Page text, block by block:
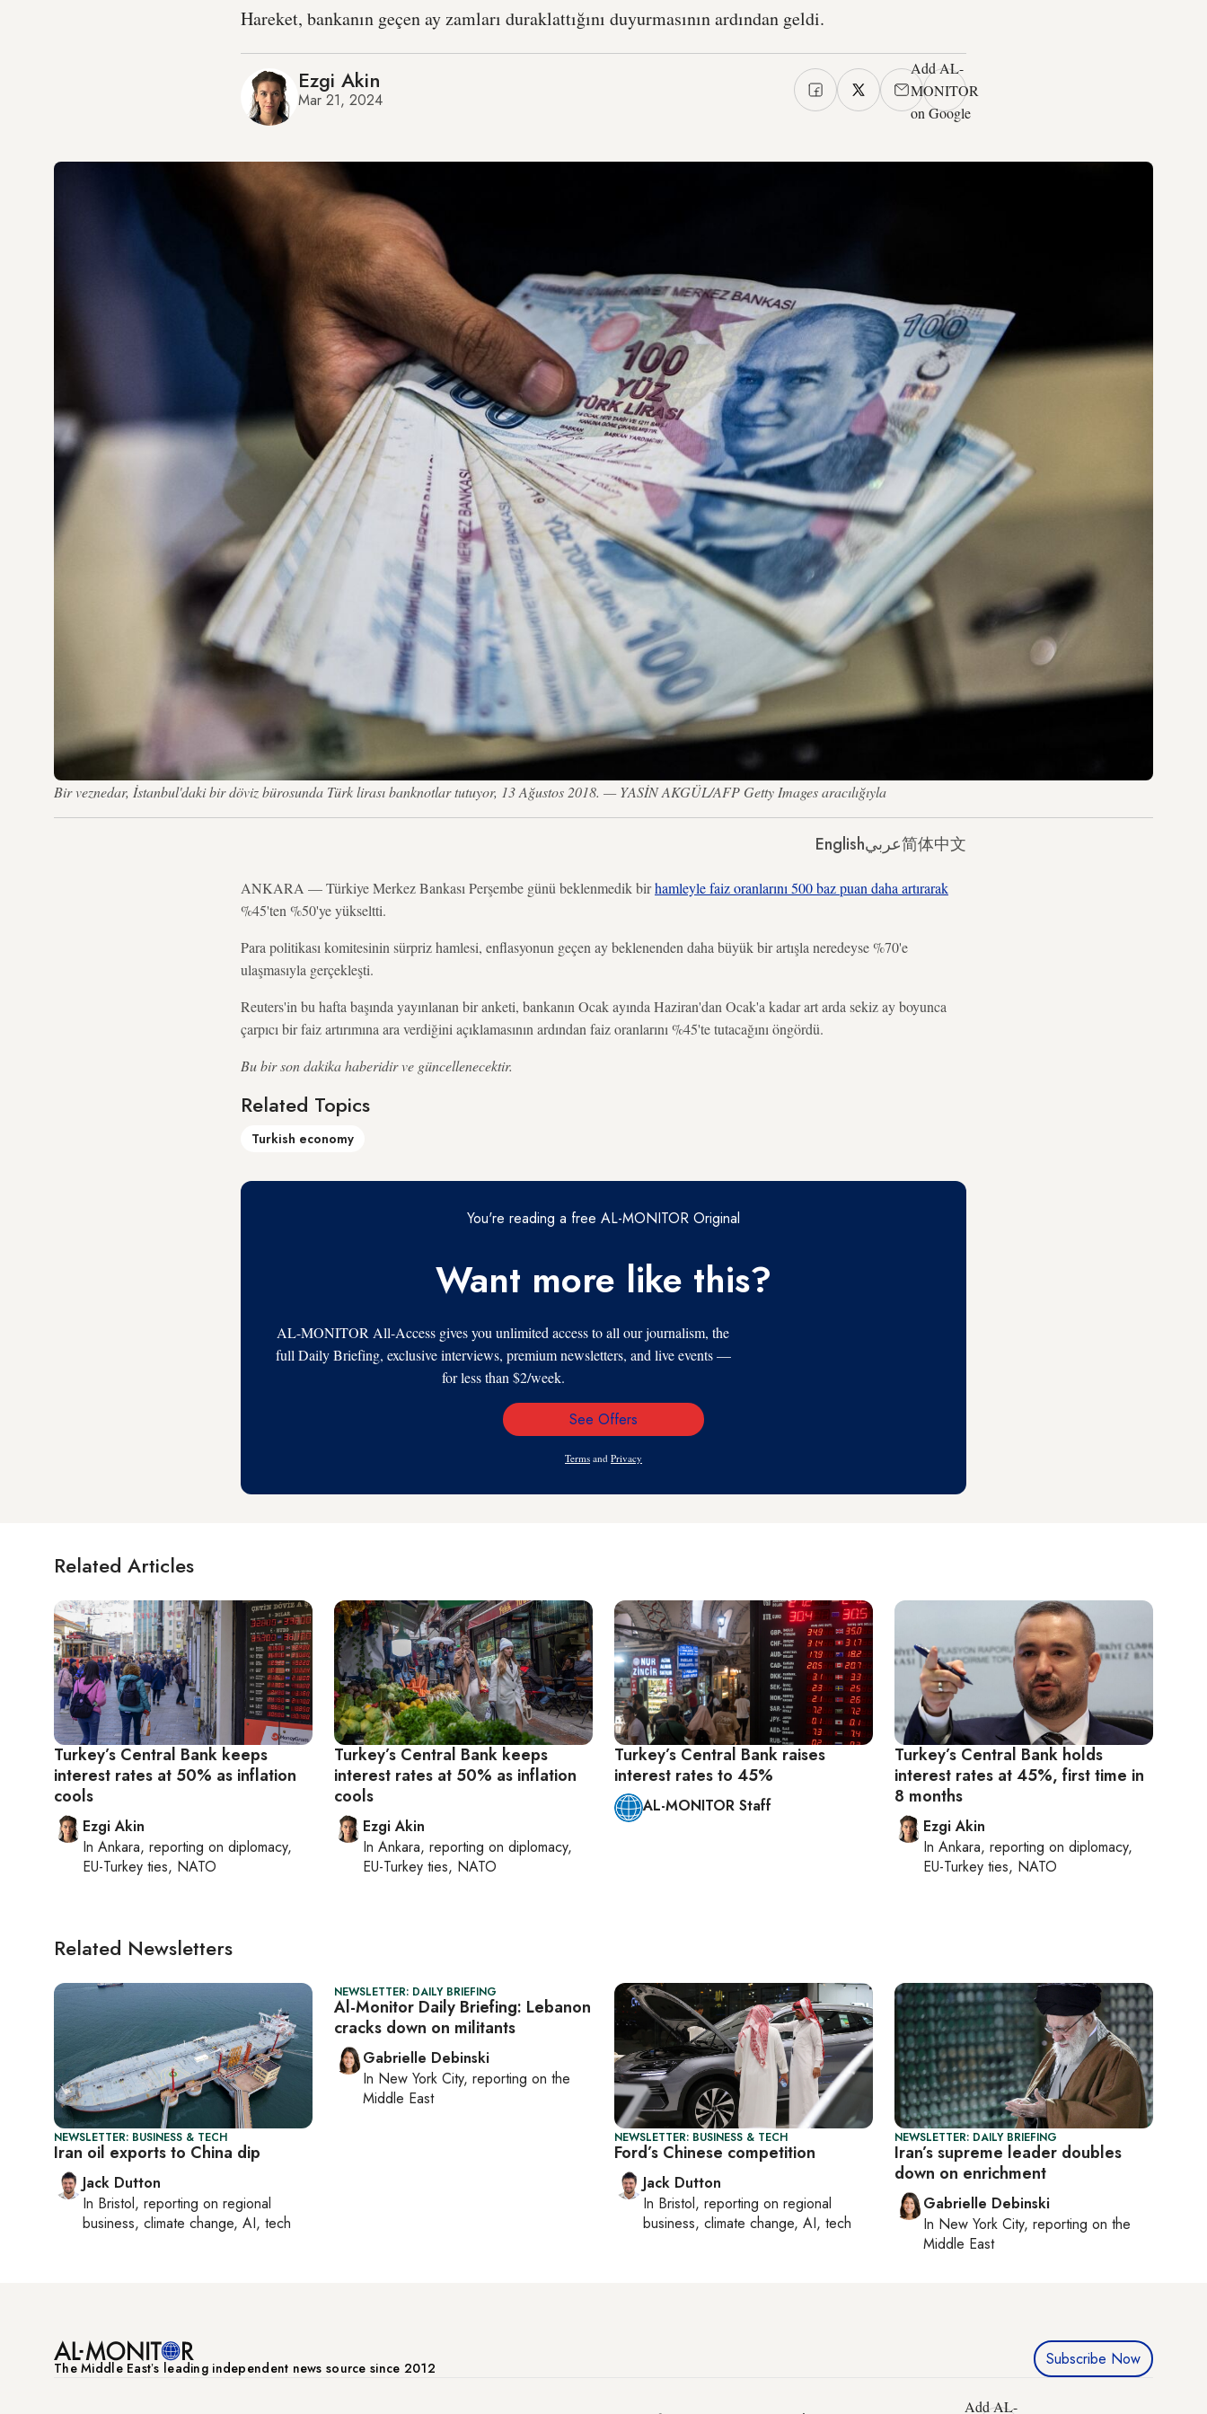
Hareket, bankanın geçen ay zamları duraklattığını duyurmasının ardından geldi.
Ezgi Akin
Mar 21, 2024
Add AL-
MONITOR
on Google
Bir veznedar, İstanbul'daki bir döviz bürosunda Türk lirası banknotlar tutuyor, 13 Ağustos 2018. — YASİN AKGÜL/AFP Getty Images aracılığıyla
Englishعربي简体中文
ANKARA — Türkiye Merkez Bankası Perşembe günü beklenmedik birhamleyle faiz oranlarını 500 baz puan daha artırarak
%45'ten %50'ye yükseltti.
Para politikası komitesinin sürpriz hamlesi, enflasyonun geçen ay beklenenden daha büyük bir artışla neredeyse %70'e
ulaşmasıyla gerçekleşti.
Reuters'in bu hafta başında yayınlanan bir anketi, bankanın Ocak ayında Haziran'dan Ocak'a kadar art arda sekiz ay boyunca
çarpıcı bir faiz artırımına ara verdiğini açıklamasının ardından faiz oranlarını %45'te tutacağını öngördü.
Bu bir son dakika haberidir ve güncellenecektir.
Related Topics
Turkish economy
You're reading a free AL-MONITOR Original
Want more like this?
AL-MONITOR All-Access gives you unlimited access to all our journalism, the
full Daily Briefing, exclusive interviews, premium newsletters, and live events —
for less than $2/week.
Email
See Offers
Terms and Privacy
Related Articles
Turkey’s Central Bank keeps
interest rates at 50% as inflation
cools
Ezgi Akin
In Ankara, reporting on diplomacy,
EU-Turkey ties, NATO
Turkey’s Central Bank keeps
interest rates at 50% as inflation
cools
Ezgi Akin
In Ankara, reporting on diplomacy,
EU-Turkey ties, NATO
Turkey’s Central Bank raises
interest rates to 45%
AL-MONITOR Staff
Turkey’s Central Bank holds
interest rates at 45%, first time in
8 months
Ezgi Akin
In Ankara, reporting on diplomacy,
EU-Turkey ties, NATO
Related Newsletters
NEWSLETTER: BUSINESS & TECH
Iran oil exports to China dip
Jack Dutton
In Bristol, reporting on regional
business, climate change, AI, tech
NEWSLETTER: DAILY BRIEFING
Al-Monitor Daily Briefing: Lebanon
cracks down on militants
Gabrielle Debinski
In New York City, reporting on the
Middle East
NEWSLETTER: BUSINESS & TECH
Ford’s Chinese competition
Jack Dutton
In Bristol, reporting on regional
business, climate change, AI, tech
NEWSLETTER: DAILY BRIEFING
Iran’s supreme leader doubles
down on enrichment
Gabrielle Debinski
In New York City, reporting on the
Middle East
The Middle Eastʼs leading independent news source since 2012 Subscribe Now
Add AL-